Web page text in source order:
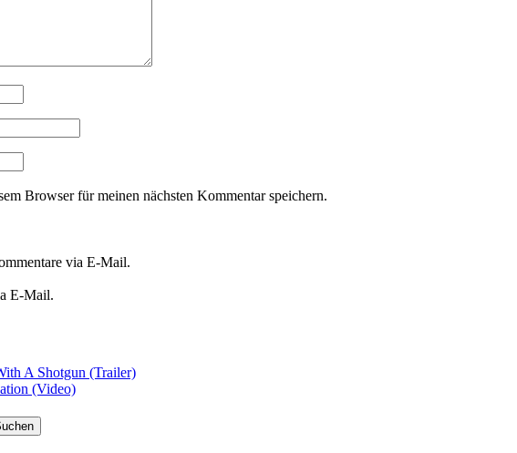
Browser für meinen nächsten Kommentar speichern.
via E-Mail.
E-Mail.
A Shotgun (Trailer)
(Video)